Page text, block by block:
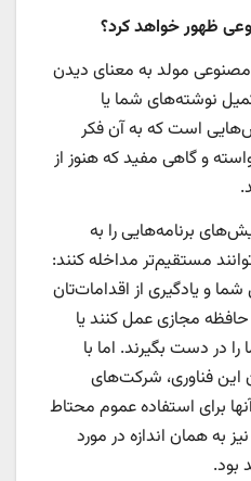
مولد به معنای دیدن
نوشته‌های شما یا
است که به آن فکر
و گاهی مفید که هنوز از
برنامه‌هایی را به
مستقیم‌تر مداخله کنند:
و یادگیری از اقدامات‌تان
حافظه مجازی عمل کنند یا
در دست بگیرند. اما با
این فناوری، شرکت‌های
برای استفاده عموم محتاط
به همان اندازه در مورد
بود.